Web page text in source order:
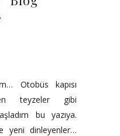
Otobüs kapısı
teyzeler gibi
bu yazıya.
yeni dinleyenler…